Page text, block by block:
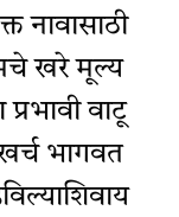
नावासाठी
खरे मूल्य
वाटू
भागवत